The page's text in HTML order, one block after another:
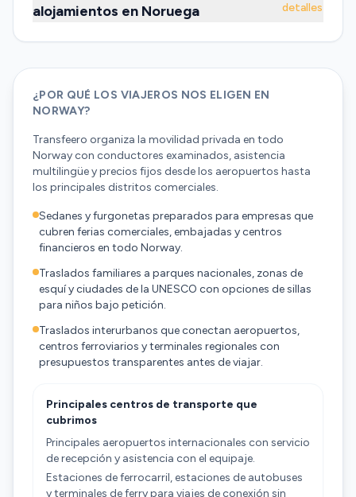
alojamientos en Noruega
detalles
¿POR QUÉ LOS VIAJEROS NOS ELIGEN EN
NORWAY?
Transfeero organiza la movilidad privada en todo
Norway con conductores examinados, asistencia
multilingüe y precios fijos desde los aeropuertos hasta
los principales distritos comerciales.
Sedanes y furgonetas preparados para empresas que
cubren ferias comerciales, embajadas y centros
financieros en todo Norway.
Traslados familiares a parques nacionales, zonas de
esquí y ciudades de la UNESCO con opciones de sillas
para niños bajo petición.
Traslados interurbanos que conectan aeropuertos,
centros ferroviarios y terminales regionales con
presupuestos transparentes antes de viajar.
Principales centros de transporte que
cubrimos
Principales aeropuertos internacionales con servicio
de recepción y asistencia con el equipaje.
Estaciones de ferrocarril, estaciones de autobuses
y terminales de ferry para viajes de conexión sin